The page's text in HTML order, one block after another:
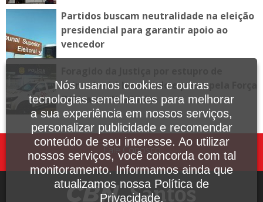
Partidos buscam neutralidade na eleição
presidencial para garantir apoio ao
vencedor
vulnerável é localizado e preso pela Força
Tática em Itanhaém
Fale Conosco
Nós usamos cookies e outras
tecnologias semelhantes para melhorar
a sua experiência em nossos serviços,
personalizar publicidade e recomendar
conteúdo de seu interesse. Ao utilizar
nossos serviços, você concorda com tal
monitoramento. Informamos ainda que
atualizamos nossa Política de
Privacidade.